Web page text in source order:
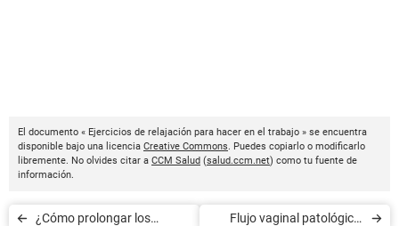
El documento « Ejercicios de relajación para hacer en el trabajo » se encuentra
disponible bajo una licencia Creative Commons. Puedes copiarlo o modificarlo
libremente. No olvides citar a CCM Salud (salud.ccm.net) como tu fuente de
información.
¿Cómo prolongar los
Flujo vaginal patológico: